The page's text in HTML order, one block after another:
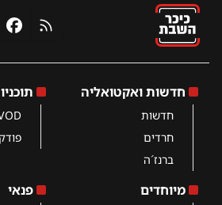
RSS
חדשות ואקטואליה
חדשות
חרדים
ברנז´ה
מיוחדים פנאי